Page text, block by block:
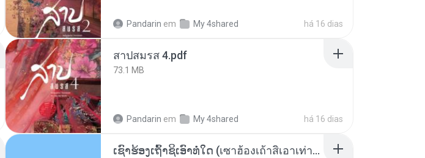
Pandarin em My 4shared há 16 dias
สาปสมรส 4.pdf
73.1 MB
Pandarin em My 4shared há 16 dias
ເຊົາຮ້ອງເຖົ້າຊິເອົາທໍ່ໃດ (เซาฮ้องเถ้าสิเอาเท่าใด) ບຸນເກີດ ຫນູຫ່ວງ ft. ໂສພາ ຈຸນທະລາ